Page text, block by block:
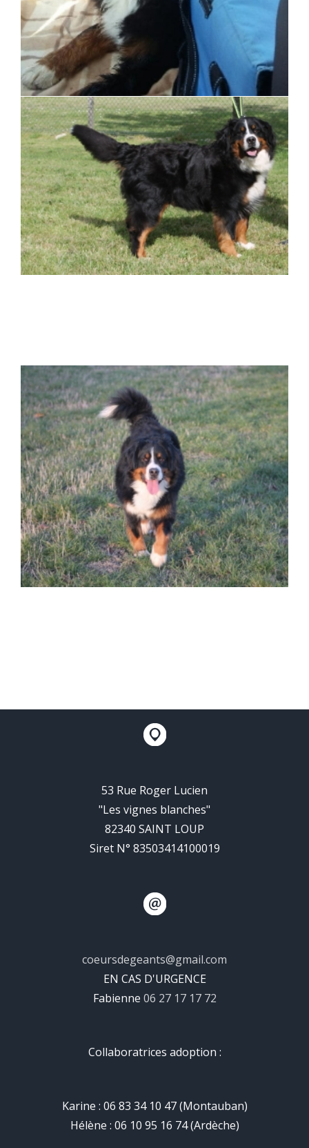
53 Rue Roger Lucien
"Les vignes blanches"
82340 SAINT LOUP
Siret N° 83503414100019
coeursdegeants@gmail.com
EN CAS D'URGENCE
Fabienne 06 27 17 17 72
Collaboratrices adoption :
Karine : 06 83 34 10 47 (Montauban)
Hélène : 06 10 95 16 74 (Ardèche)